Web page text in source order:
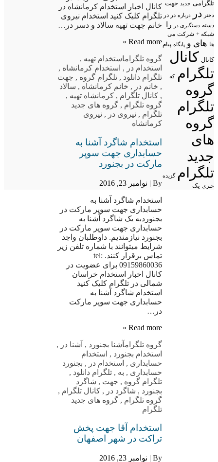
کانال اخبار استخدام کرمانشاه در
تلگرام کلیک کنید استخدام نیروی
خانم جهت تهیه سالاد و دسر در…
Read more »
گروه تلگراماستخدام تهیه ,
استخدام در , استخدام کرمانشاه ,
تلگرام دانلود , تلگرام گروه , جهت
, خانم در , خانم کرمانشاه , سالاد
, کانال تلگرام , کرمانشاه تهیه ,
گروه تلگرام , گروه های جدید
تلگرام , نیروی در , نیروی
کرمانشاه
استخدام شاگرد آشنا به
حسابداری جهت سوپر
مارکت در بجنورد
By | نوامبر 23, 2016
استخدام شاگرد آشنا به
حسابداری جهت سوپر مارکت در
بجنوردبه یک شاگرد آشنا به
حسابداری جهت سوپر مارکت در
بجنورد نیازمندیم. داوطلبان واجد
شرایط میتوانند با شماره تلفن زیر
تماس برقرار کنند. tel:
09159860036 برای عضویت در
کانال اخبار استخدام خراسان
شمالی در تلگرام کلیک کنید
استخدام شاگرد آشنا به
حسابداری جهت سوپر مارکت
در…
Read more »
گروه تلگرامآشنا بجنورد , آشنا در ,
استخدام بجنورد , استخدام
حسابداری , استخدام در , بجنورد
حسابداری , به , تلگرام دانلود ,
تلگرام گروه , جهت , شاگرد
بجنورد , شاگرد در , کانال تلگرام ,
گروه تلگرام , گروه های جدید
تلگرام
استخدام آقا جهت پخش
تراکت در شهر اصفهان
By | نوامبر 23, 2016
تلگرامی جدید جهت
دختر در درباره در در
دسته دستگیری در را
شبکه + شرکت می
ها های و پایگاه پیام
کانال کانال
تلگرام که
گروه
تلگرام
گروه
های
جدید
تلگرام گزیده
خبری یک